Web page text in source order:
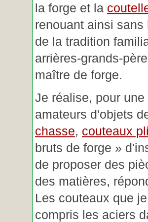
la forge et la
renouant ainsi
de la tradition
arrières-grands-
maître de forge.
Je réalise, pour
amateurs d'objets
chasse, couteaux
bruts de forge »
de proposer des
des matières,
Les couteaux que
compris les aciers